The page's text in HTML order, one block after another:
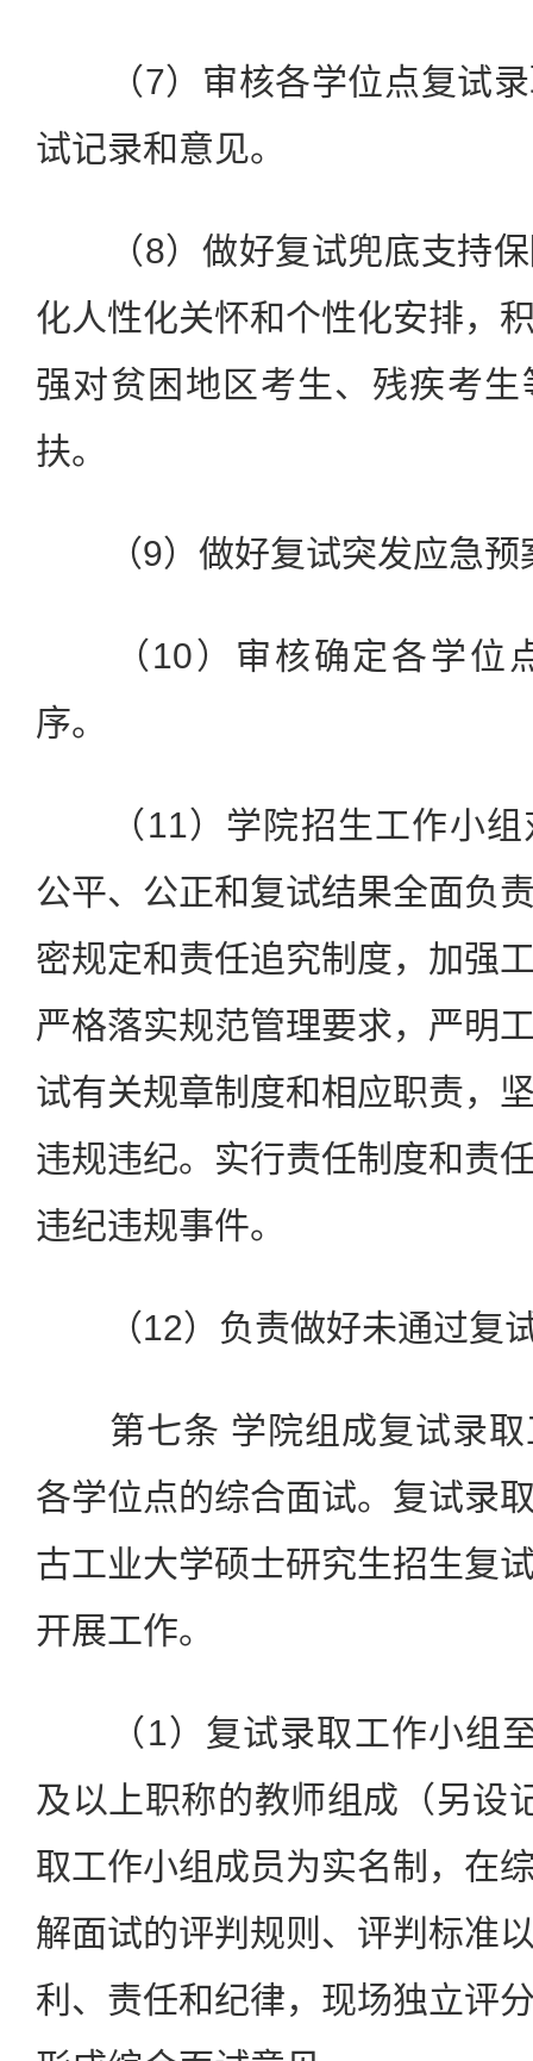
（7）审核各学位点复试录
试记录和意见。
（8）做好复试兜底支持保
化人性化关怀和个性化安排，
强对贫困地区考生、残疾考
扶。
（9）做好复试突发应急预
（10）审核确定各学位
序。
（11）学院招生工作小组
公平、公正和复试结果全面负
密规定和责任追究制度，加强
严格落实规范管理要求，严明
试有关规章制度和相应职责，
违规违纪。实行责任制度和责
违纪违规事件。
（12）负责做好未通过复
第七条 学院组成复试录取
各学位点的综合面试。复试录
古工业大学硕士研究生招生复
开展工作。
（1）复试录取工作小组至
及以上职称的教师组成（另设
取工作小组成员为实名制，在
解面试的评判规则、评判标准
利、责任和纪律，现场独立评